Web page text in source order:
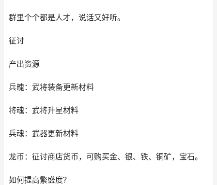
群里个个都是人才，说话又好听。
征讨
产出资源
兵魄：武将装备更新材料
将魂：武将升星材料
兵魂：武器更新材料
龙币：征讨商店货币，可购买金、银、铁、铜矿，宝石。
如何提高繁盛度？